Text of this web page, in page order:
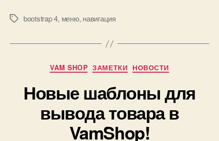
Меткиbootstrap 4, меню, навигация
Рубрики
VAM SHOP ЗАМЕТКИ НОВОСТИ
Новые шаблоны для
вывода товара в
VamShop!